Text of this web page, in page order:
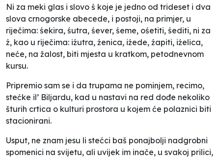
Ni za meki glas i slovo ś koje je jedno od trideset i dva
slova crnogorske abecede, i postoji, na primjer, u
riječima: śekira, śutra, śever, śeme, ośetiti, śediti, ni za
ź, kao u riječima: iźutra, źenica, iźede, źapiti, iźelica,
neće, na žalost, biti mjesta u kratkom, petodnevnom
kursu.
Pripremio sam se i da trupama ne pominjem, recimo,
stećke il’ Biljardu, kad u nastavi na red dođe nekoliko
šturih crtica o kulturi prostora u kojem će polaznici biti
stacionirani.
Usput, ne znam jesu li stećci baš ponajbolji nadgrobni
spomenici na svijetu, ali uvijek im inače, u svakoj prilici,